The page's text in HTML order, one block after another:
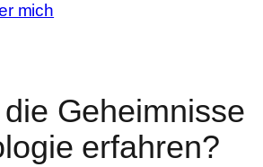
mich
Geheimnisse
erfahren?